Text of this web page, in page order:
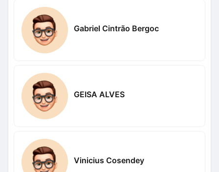
Gabriel Cintrão Bergoc
GEISA ALVES
Vinicius Cosendey